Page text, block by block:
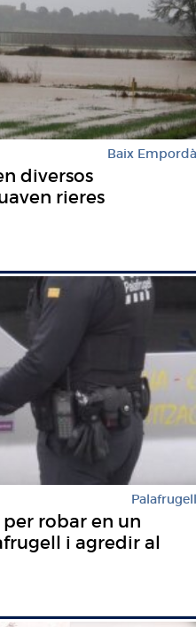
Baix Empordà
diversos
rieres
Palafrugell
robar en un
i agredir al